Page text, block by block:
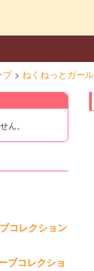
ブ ねくねっとガー
ん。
コレクション
ブコレクショ